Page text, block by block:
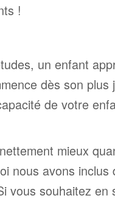
!
un enfant
dès son
de votre
mieux
nous avons
vous souhaitez en